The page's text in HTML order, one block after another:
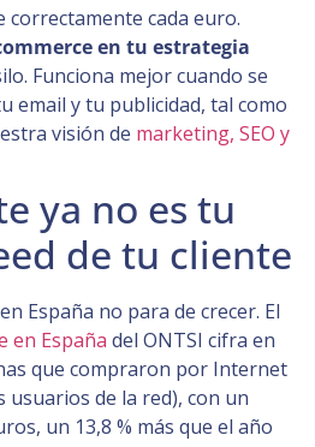
correctamente cada euro.
en tu estrategia
Funciona mejor cuando se
email y tu publicidad, tal como
visión de marketing, SEO y
ya no es tu
de tu cliente
España no para de crecer. El
en España del ONTSI cifra en
que compraron por Internet
usuarios de la red), con un
un 13,8 % más que el año